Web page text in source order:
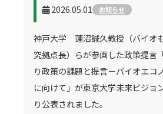
2026.05.01 お知らせ
神戸大学 蓮沼誠久教授（バイオ
究拠点長）らが参画した政策提言
り政策の課題と提言－バイオエコ
に向けて」が東京大学未来ビジョ
り公表されました。